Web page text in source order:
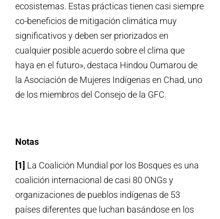
ecosistemas. Estas prácticas tienen casi siempre
co-beneficios de mitigación climática muy
significativos y deben ser priorizados en
cualquier posible acuerdo sobre el clima que
haya en el futuro», destaca Hindou Oumarou de
la Asociación de Mujeres Indígenas en Chad, uno
de los miembros del Consejo de la GFC.
Notas
[1] La Coalición Mundial por los Bosques es una
coalición internacional de casi 80 ONGs y
organizaciones de pueblos indígenas de 53
países diferentes que luchan basándose en los